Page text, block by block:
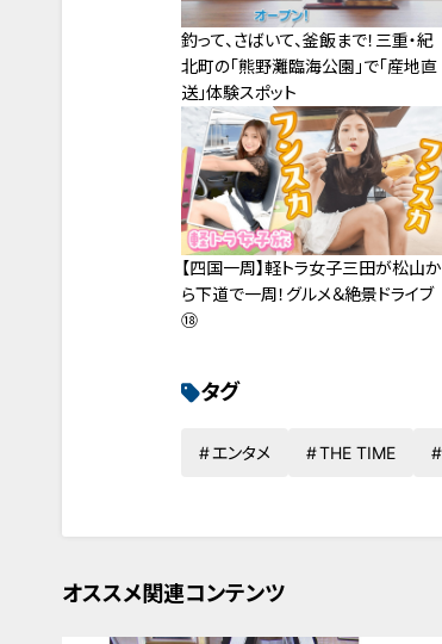
釣って、さばいて、釜飯まで！三重・紀
北町の「熊野灘臨海公園」で「産地直
送」体験スポット
【四国一周】軽トラ女子三田が松山か
ら下道で一周！グルメ＆絶景ドライブ
⑱
タグ
エンタメ THE TIME
オススメ関連コンテンツ